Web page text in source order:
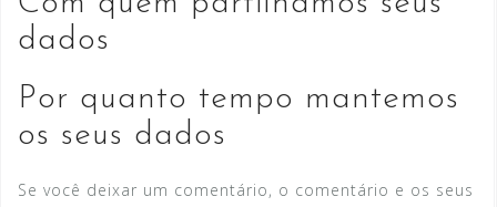
dados
Por quanto tempo mantemos
os seus dados
Se você deixar um comentário, o comentário e os seus